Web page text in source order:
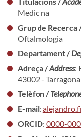
Medicina
Grup de Recerca
Oftalmologia
Departament /
Adreça /Address:
43002 -
Telèfon /
E-mail:
ORCID: 0000-